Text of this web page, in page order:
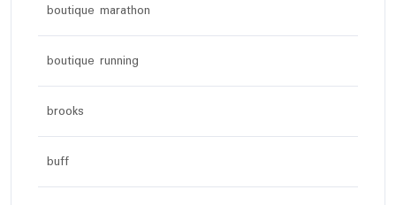
boutique marathon
boutique running
brooks
buff